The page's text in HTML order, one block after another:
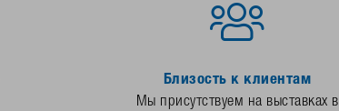
Близость к клиентам
Мы присутствуем на выставках в